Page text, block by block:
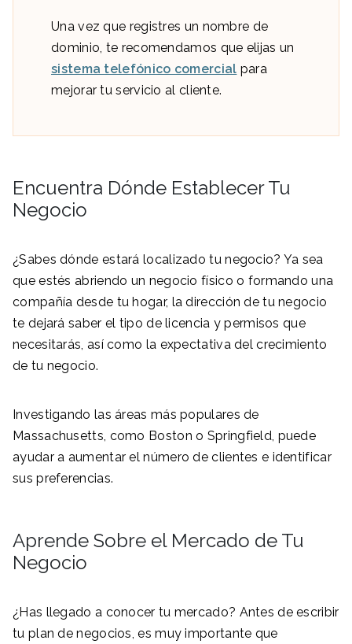
Una vez que registres un nombre de
dominio, te recomendamos que elijas un
sistema telefónico comercial para
mejorar tu servicio al cliente.
Encuentra Dónde Establecer Tu
Negocio
¿Sabes dónde estará localizado tu negocio? Ya sea
que estés abriendo un negocio físico o formando una
compañía desde tu hogar, la dirección de tu negocio
te dejará saber el tipo de licencia y permisos que
necesitarás, así como la expectativa del crecimiento
de tu negocio.
Investigando las áreas más populares de
Massachusetts, como Boston o Springfield, puede
ayudar a aumentar el número de clientes e identificar
sus preferencias.
Aprende Sobre el Mercado de Tu
Negocio
¿Has llegado a conocer tu mercado? Antes de escribir
tu plan de negocios, es muy importante que